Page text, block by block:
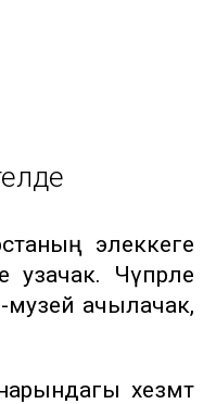
элеккеге
Чүпрәле
музей ачылачак,
хезмәт